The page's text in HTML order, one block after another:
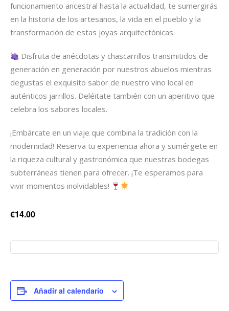
funcionamiento ancestral hasta la actualidad, te sumergirás
en la historia de los artesanos, la vida en el pueblo y la
transformación de estas joyas arquitectónicas.
Disfruta de anécdotas y chascarrillos transmitidos de
generación en generación por nuestros abuelos mientras
degustas el exquisito sabor de nuestro vino local en
auténticos jarrillos. Deléitate también con un aperitivo que
celebra los sabores locales.
¡Embárcate en un viaje que combina la tradición con la
modernidad! Reserva tu experiencia ahora y sumérgete en
la riqueza cultural y gastronómica que nuestras bodegas
subterráneas tienen para ofrecer. ¡Te esperamos para
vivir momentos inolvidables!
€14.00
Añadir al calendario